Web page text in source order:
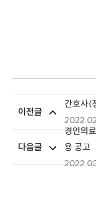
이전글
간호사(
다음글
경인의
용 공고